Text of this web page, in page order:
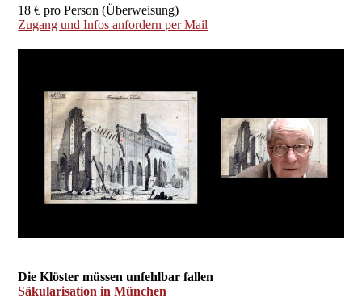
18 € pro Person (Überweisung)
Zugang und Infos anfordern per Mail
Die Klöster müssen unfehlbar fallen
Säkularisation in München